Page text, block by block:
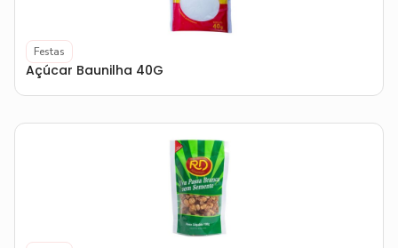
Festas
Açúcar Baunilha 40G